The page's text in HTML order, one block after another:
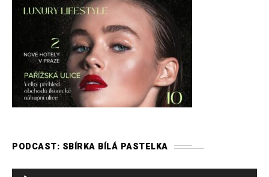
PODCAST: SBÍRKA BÍLÁ PASTELKA